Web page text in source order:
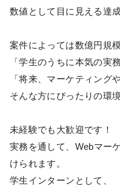
数値として目に見える達
案件によっては数億円規
「学生のうちに本気の実
「将来、マーケティング
そんな方にぴったりの環境
未経験でも大歓迎です！
実務を通して、Webマー
けられます。
学生インターンとして、